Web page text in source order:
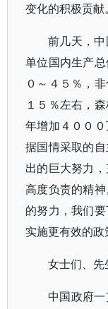
变化的积极贡献。
前几天，
单位国内生产
０～４５％，
１５％左右，
年增加４００
据国情采取的
出的巨大努力
高度负责的精
的努力，我们
实施更有效的政
女士们、先
中国政府